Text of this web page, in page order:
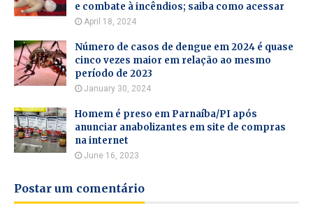
e combate à incêndios; saiba como acessar
April 18, 2024
Número de casos de dengue em 2024 é quase
cinco vezes maior em relação ao mesmo
período de 2023
January 30, 2024
Homem é preso em Parnaíba/PI após
anunciar anabolizantes em site de compras
na internet
June 16, 2023
Postar um comentário